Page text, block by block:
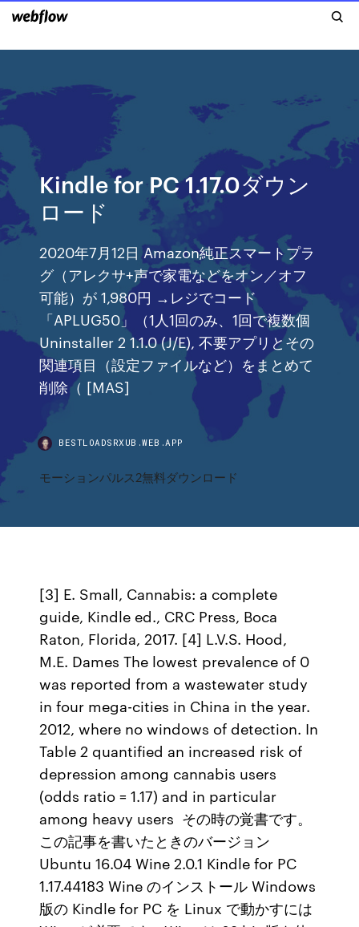
Kindle for PC 1.17.0ダウン
ロード
2020年7月12日 Amazon純正スマートプラ
グ（アレクサ+声で家電などをオン／オフ
可能）が 1,980円 →レジでコード
「APLUG50」（1人1回のみ、1回で複数個
Uninstaller 2 1.1.0 (J/E), 不要アプリとその
関連項目（設定ファイルなど）をまとめて
削除（ [MAS]
BESTLOADSRXUB.WEB.APP
モーションパルス2無料ダウンロード
[3] E. Small, Cannabis: a complete
guide, Kindle ed., CRC Press, Boca
Raton, Florida, 2017. [4] L.V.S. Hood,
M.E. Dames The lowest prevalence of 0
was reported from a wastewater study
in four mega-cities in China in the year.
2012, where no windows of detection. In
Table 2 quantified an increased risk of
depression among cannabis users
(odds ratio = 1.17) and in particular
among heavy users その時の覚書です。
この記事を書いたときのバージョン
Ubuntu 16.04 Wine 2.0.1 Kindle for PC
1.17.44183 Wine のインストール Windows
版の Kindle for PC を Linux で動かすには